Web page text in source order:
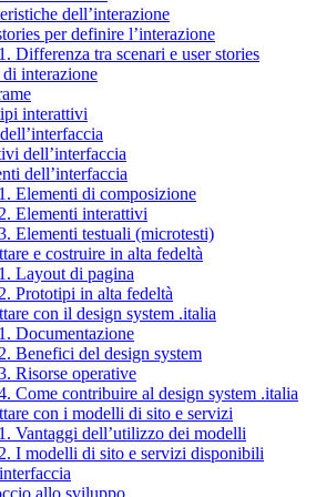
dell’interazione
per definire l’interazione
Differenza tra scenari e user stories
interazione
interattivi
dell’interfaccia
dell’interfaccia
Elementi di composizione
Elementi interattivi
Elementi testuali (microtesti)
e costruire in alta fedeltà
Layout di pagina
Prototipi in alta fedeltà
con il design system .italia
Documentazione
Benefici del design system
Risorse operative
Come contribuire al design system .italia
con i modelli di sito e servizi
Vantaggi dell’utilizzo dei modelli
I modelli di sito e servizi disponibili
allo sviluppo